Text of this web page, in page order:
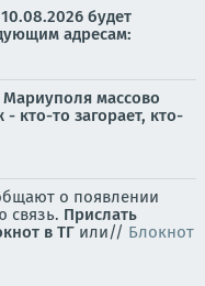
будет
адресам:
массово
кто-то загорает, кто-
о появлении
связь. Прислать
в ТГ или// Блокнот